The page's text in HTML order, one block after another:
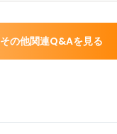
その他関連Q&Aを見る